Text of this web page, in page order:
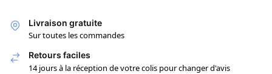
Livraison gratuite
Sur toutes les commandes
Retours faciles
14 jours à la réception de votre colis pour changer d'avis